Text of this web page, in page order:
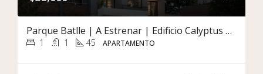
Parque Batlle | A Estrenar | Edificio Calyptus | Terraza Con Gran Vista Piso Alto
1 1 45 APARTAMENTO